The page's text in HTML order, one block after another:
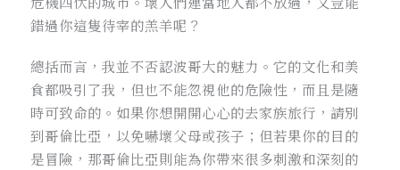
錯過你這隻待宰的羔羊呢？
總括而言，我並不否認波哥大的魅力。它的文化和美
食都吸引了我，但也不能忽視他的危險性，而且是隨
時可致命的。如果你想開開心心的去家族旅行，請別
到哥倫比亞，以免嚇壞父母或孩子；但若果你的目的
是冒險，那哥倫比亞則能為你帶來很多刺激和深刻的